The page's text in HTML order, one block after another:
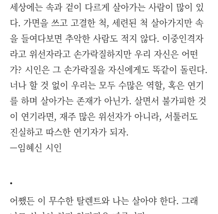
세상에는 속과 겉이 다르게 살아가는 사람이 많이 있
다. 가면을 쓰고 고결한 척, 세련된 척 살아가지만 속
을 들여다보면 추악한 사람도 적지 않다. 이중인격자
라고 위선자라고 손가락질하지만 우리 자신은 어떤
가? 시인은 그 손가락질을 자신에게도 똑같이 돌린다.
너나 할 것 없이 우리는 모두 수많은 역할, 혹은 연기
를 하며 살아가는 존재가 아닌가. 살면서 불가피한 것
이 연기라면, 재주 많은 위선자가 아니라, 서툴러도
진실하고 따스한 연기자가 되자.
—임혜신 시인
•
어쨌든 이 무수한 탈렌트와 나는 살아야 한다. 그래